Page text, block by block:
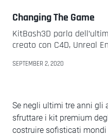
Changing The Game
KitBash3D parla
creato con C4D, Unreal
SEPTEMBER 2, 2020
Se negli ultimi tre anni gli
sfruttare i kit premium
costruire sofisticati mondi